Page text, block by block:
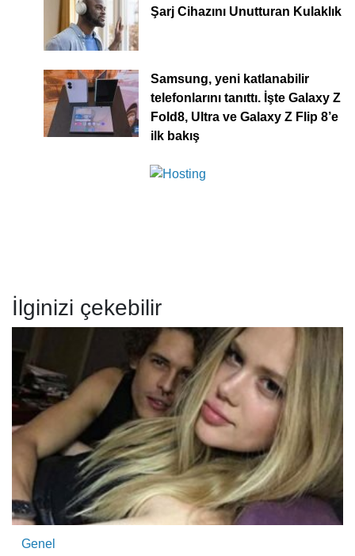
Şarj Cihazını Unutturan Kulaklık
Samsung, yeni katlanabilir
telefonlarını tanıttı. İşte Galaxy Z
Fold8, Ultra ve Galaxy Z Flip 8’e
ilk bakış
İlginizi çekebilir
Genel